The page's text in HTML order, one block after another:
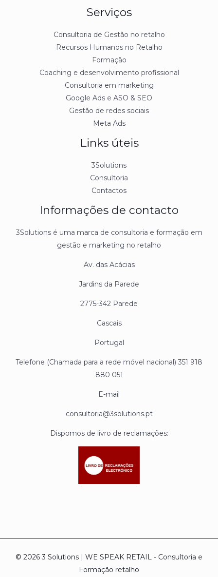
Serviços
Consultoria de Gestão no retalho
Recursos Humanos no Retalho
Formação
Coaching e desenvolvimento profissional
Consultoria em marketing
Google Ads e ASO & SEO
Gestão de redes sociais
Meta Ads
Links úteis
3Solutions
Consultoria
Contactos
Informações de contacto
3Solutions é uma marca de consultoria e formação em
gestão e marketing no retalho
Av. das Acácias
Jardins da Parede
2775-342 Parede
Cascais
Portugal
Telefone (Chamada para a rede móvel nacional) 351 918
880 051
E-mail
consultoria@3solutions.pt
Dispomos de livro de reclamações:
© 2026 3 Solutions | WE SPEAK RETAIL - Consultoria e
Formação retalho